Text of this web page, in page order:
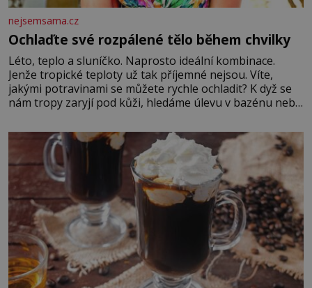
nejsemsama.cz
Ochlaďte své rozpálené tělo během chvilky
Léto, teplo a sluníčko. Naprosto ideální kombinace.
Jenže tropické teploty už tak příjemné nejsou. Víte,
jakými potravinami se můžete rychle ochladit? K dyž se
nám tropy zaryjí pod kůži, hledáme úlevu v bazénu nebo
blízkosti. Nemusíte však zoufat. Pokud budete mít
promyšlený jídelníček, žadné pařáky si na vás